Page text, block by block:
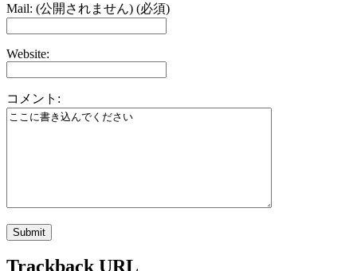
Mail: (公開されません) (必須)
Website:
コメント:
Trackback URL